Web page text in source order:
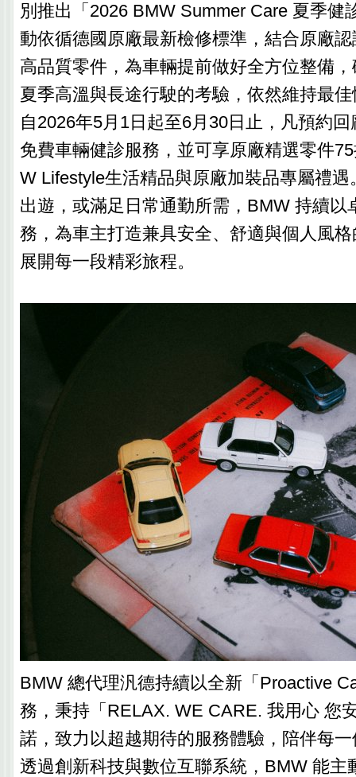
別推出「2026 BMW Summer Care 夏季健
動依循德國原廠最新檢修標準，結合原廠
高品質零件，為車輛提前做好全方位整備
夏季高溫與長途行駛的考驗，依然維持最
自2026年5月1日起至6月30日止，凡預約
免費車輛健診服務，並可享原廠精選零件
W Lifestyle生活精品與原廠加裝品專屬禮
出遊，或滿足日常通勤所需，BMW 持續以
務，為車主打造兼具安全、舒適與個人風
展開每一段精彩旅程。
BMW 總代理汎德持續以全新「Proactive
務，秉持「RELAX. WE CARE. 我用心 您
諾，致力以超越期待的服務體驗，陪伴每
透過創新科技與數位互聯系統，BMW 能主